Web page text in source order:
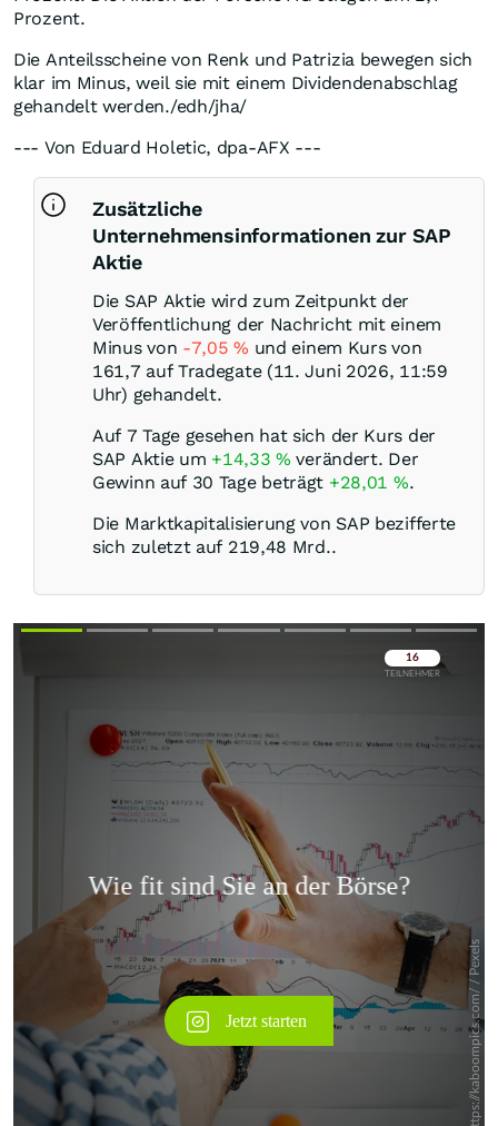
Prozent.
Die Anteilsscheine von Renk und Patrizia bewegen sich
klar im Minus, weil sie mit einem Dividendenabschlag
gehandelt werden./edh/jha/
--- Von Eduard Holetic, dpa-AFX ---
Zusätzliche
Unternehmensinformationen zur SAP
Aktie
Die SAP Aktie wird zum Zeitpunkt der
Veröffentlichung der Nachricht mit einem
Minus von -7,05% und einem Kurs von
161,7 auf Tradegate (11. Juni 2026, 11:59
Uhr) gehandelt.
Auf 7 Tage gesehen hat sich der Kurs der
SAP Aktie um +14,33% verändert. Der
Gewinn auf 30 Tage beträgt +28,01 %.
Die Marktkapitalisierung von SAP bezifferte
sich zuletzt auf 219,48 Mrd..
Überspringen